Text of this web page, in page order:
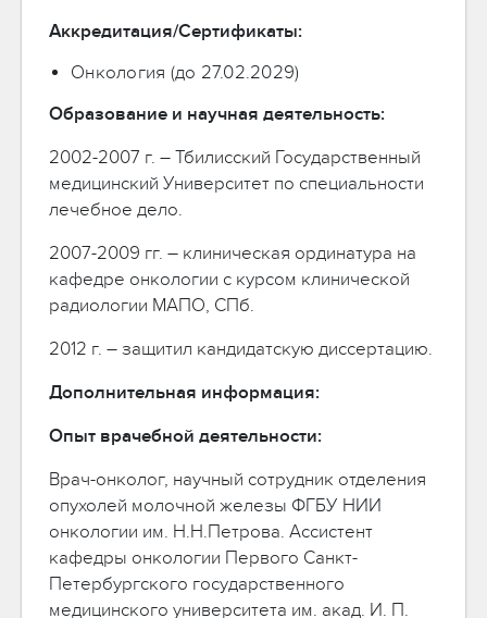
Аккредитация/Сертификаты:
Онкология (до 27.02.2029)
Образование и научная деятельность:
2002-2007 г. – Тбилисский Государственный
медицинский Университет по специальности
лечебное дело.
2007-2009 гг. – клиническая ординатура на
кафедре онкологии с курсом клинической
радиологии МАПО, СПб.
2012 г. – защитил кандидатскую диссертацию.
Дополнительная информация:
Опыт врачебной деятельности:
Врач-онколог, научный сотрудник отделения
опухолей молочной железы ФГБУ НИИ
онкологии им. Н.Н.Петрова. Ассистент
кафедры онкологии Первого Санкт-
Петербургского государственного
медицинского университета им. акад. И. П.